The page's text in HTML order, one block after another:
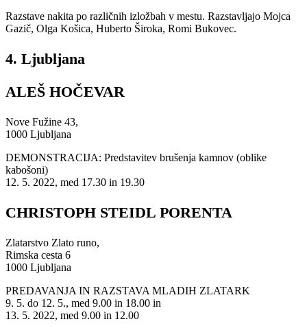
Razstave nakita po različnih izložbah v mestu. Razstavljajo Mojca
Gazič, Olga Košica, Huberto Široka, Romi Bukovec.
4. Ljubljana
ALEŠ HOČEVAR
Nove Fužine 43,
1000 Ljubljana
DEMONSTRACIJA: Predstavitev brušenja kamnov (oblike
kabošoni)
12. 5. 2022, med 17.30 in 19.30
CHRISTOPH STEIDL PORENTA
Zlatarstvo Zlato runo,
Rimska cesta 6
1000 Ljubljana
PREDAVANJA IN RAZSTAVA MLADIH ZLATARK
9. 5. do 12. 5., med 9.00 in 18.00 in
13. 5. 2022, med 9.00 in 12.00